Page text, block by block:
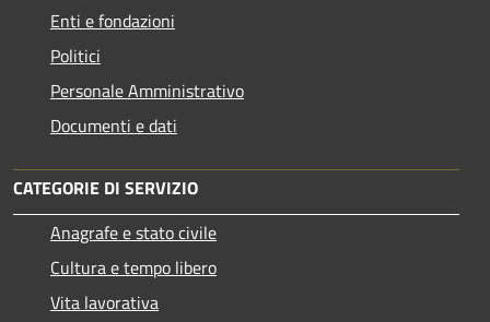
Enti e fondazioni
Politici
Personale Amministrativo
Documenti e dati
CATEGORIE DI SERVIZIO
Anagrafe e stato civile
Cultura e tempo libero
Vita lavorativa